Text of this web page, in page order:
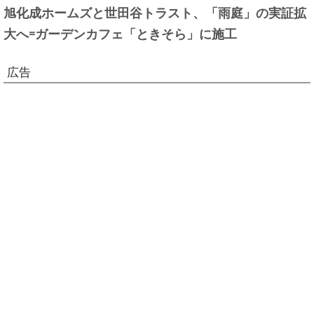
旭化成ホームズと世田谷トラスト、「雨庭」の実証拡
大へ=ガーデンカフェ「ときそら」に施工
広告